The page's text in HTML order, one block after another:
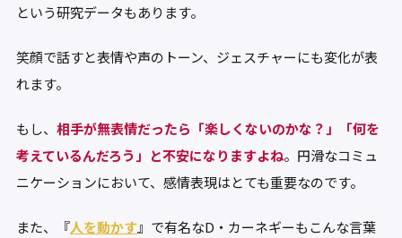
という研究データもあります。
笑顔で話すと表情や声のトーン、ジェスチャーにも変化が表
れます。
もし、 相手が無表情だったら「楽しくないのかな？」「何を
考えているんだろう」と不安になりますよね。円滑なコミュ
ニケーションにおいて、感情表現はとても重要なのです。
また、『人を動かす』で有名なD・カーネギーもこんな言葉